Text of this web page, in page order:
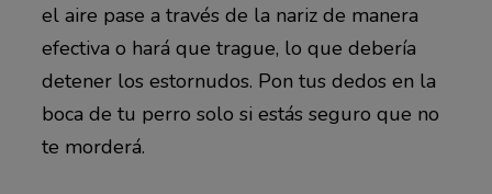
el aire pase a través de la nariz de manera
efectiva o hará que trague, lo que debería
detener los estornudos. Pon tus dedos en la
boca de tu perro solo si estás seguro que no
te morderá.